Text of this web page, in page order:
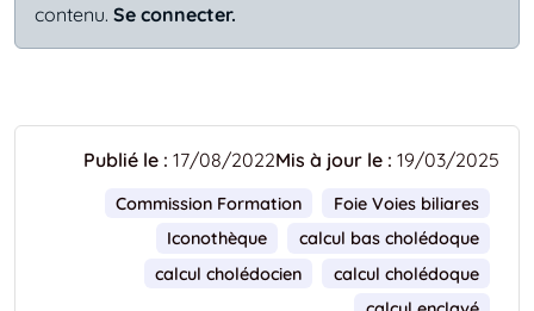
contenu. Se connecter.
Publié le : 17/08/2022Mis à jour le : 19/03/2025
Commission Formation
Foie Voies biliares
Iconothèque
calcul bas cholédoque
calcul cholédocien
calcul cholédoque